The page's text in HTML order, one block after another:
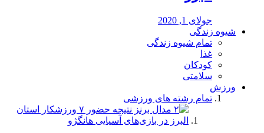
جولای 1, 2020
شیوه زندگی
تمام شیوه زندگی
غذا
کودکان
سلامتی
ورزش
تمام رشته های ورزشی